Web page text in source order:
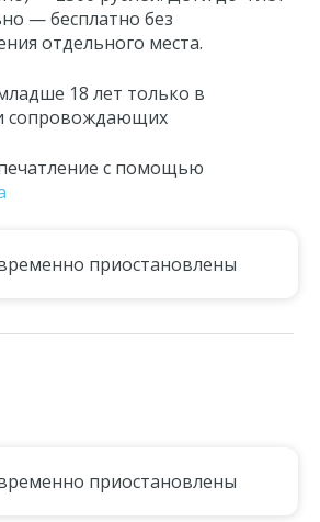
— бесплатно без
отдельного места.
18 лет только в
сопровождающих
с помощью
приостановлены
приостановлены